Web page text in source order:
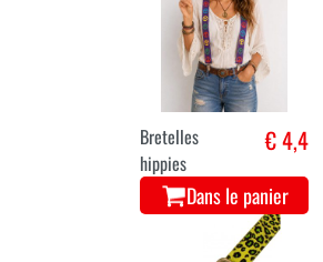
Bretelles
hippies
€ 4,4
Dans le panier